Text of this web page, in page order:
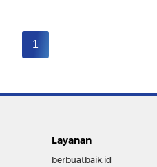
1
Layanan
berbuatbaik.id